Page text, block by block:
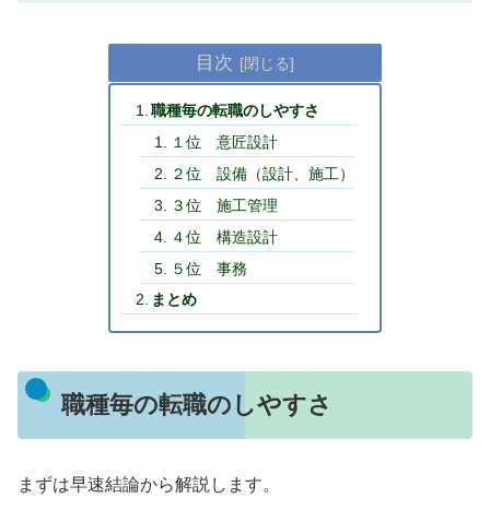
目次
職種毎の転職のしやすさ
１位 意匠設計
２位 設備（設計、施工）
３位 施工管理
４位 構造設計
５位 事務
まとめ
職種毎の転職のしやすさ
まずは早速結論から解説します。